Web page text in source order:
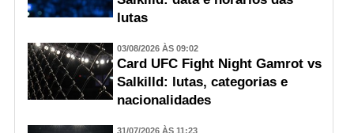
lutas
03/08/2026 ÀS 09:02
Card UFC Fight Night Gamrot vs
Salkilld: lutas, categorias e
nacionalidades
31/07/2026 ÀS 11:23